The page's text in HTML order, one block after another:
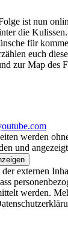
ist nun
die Kulissen.
für
euch
zur Map des
werden
und
externen
werden.